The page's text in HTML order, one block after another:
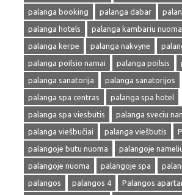
palanga booking
palanga dabar
palanga hotels
palanga kambariu nuoma
palanga kerpe
palanga nakvyne
palanga poilsio namai
palanga poilsis
palanga sanatorija
palanga sanatorijos
palanga spa centras
palanga spa hotel
palanga spa viesbutis
palanga sveciu
palanga viešbučiai
palanga viešbutis
palangoje butu nuoma
palangoje
palangoje nuoma
palangoje spa
palangos
palangos 4
Palangos